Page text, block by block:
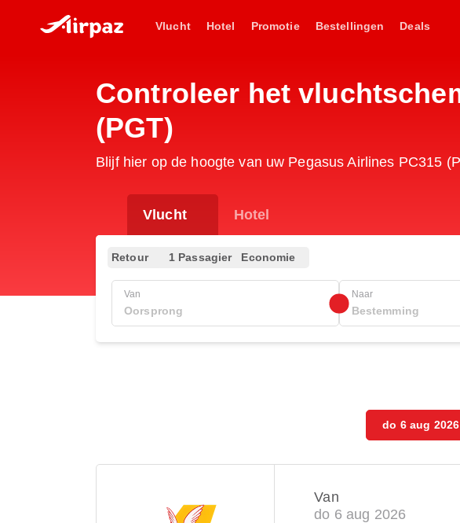
Vlucht Hotel Promotie Bestellingen Deals
Controleer het
(PGT)
Blijf hier op de hoogte van uw Pegasus Airlines PC315
Vlucht Hotel
Retour 1 Passagier Economie
Van Naar
do 6 aug 2026
Van
do 6 aug 2026